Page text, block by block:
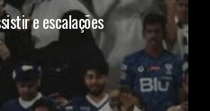
e escalações